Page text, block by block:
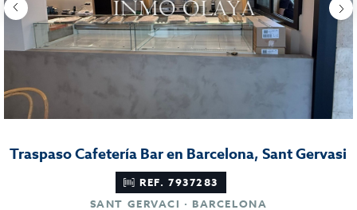
Traspaso Cafetería Bar en Barcelona, Sant Gervasi
REF. 7937283
SANT GERVACI · BARCELONA